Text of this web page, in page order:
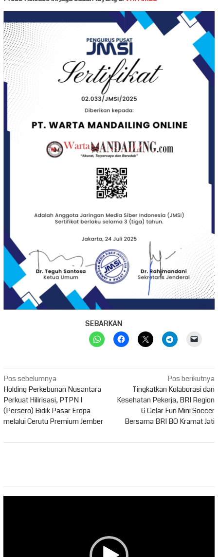
SEBARKAN
Navigasi
pos
Pos sebelumnya
Holding Perkebunan Nusantara
Perkuat Hilirisasi, PTPN I
(Persero) Bidik Pasar Eropa
melalui Cerutu Premium Jember
Pos berikutnya
Tingkatkan Kolaborasi dan
Kesehatan Pekerja, BRI Region
6 Gelar Fun Mini Soccer
Bersama BRI BO Kramat Jati